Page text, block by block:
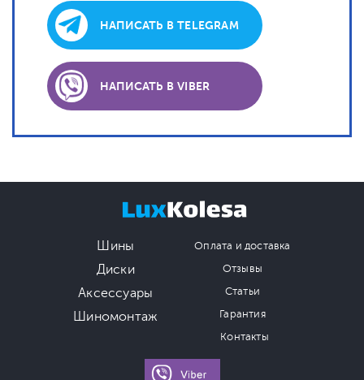
НАПИСАТЬ В TELEGRAM
НАПИСАТЬ В VIBER
Шины
Диски
Аксессуары
Шиномонтаж
Оплата и доставка
Отзывы
Статьи
Гарантия
Контакты